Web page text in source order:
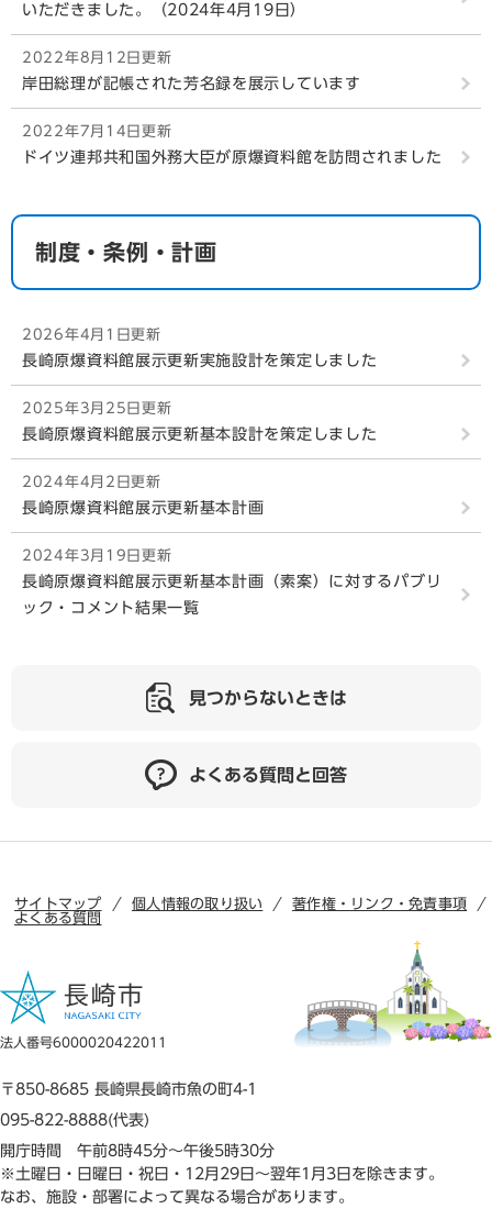
いただきました。（2024年4月19日）
2022年8月12日更新
岸田総理が記帳された芳名録を展示しています
2022年7月14日更新
ドイツ連邦共和国外務大臣が原爆資料館を訪問されました
制度・条例・計画
2026年4月1日更新
長崎原爆資料館展示更新実施設計を策定しました
2025年3月25日更新
長崎原爆資料館展示更新基本設計を策定しました
2024年4月2日更新
長崎原爆資料館展示更新基本計画
2024年3月19日更新
長崎原爆資料館展示更新基本計画（素案）に対するパブリ
ック・コメント結果一覧
見つからないときは
よくある質問と回答
サイトマップ 個人情報の取り扱い
著作権・リンク・免責事項
よくある質問
法人番号6000020422011
〒850-8685 長崎県長崎市魚の町4-1
095-822-8888(代表)
開庁時間 午前8時45分～午後5時30分
※土曜日・日曜日・祝日・12月29日～翌年1月3日を除きます。
なお、施設・部署によって異なる場合があります。